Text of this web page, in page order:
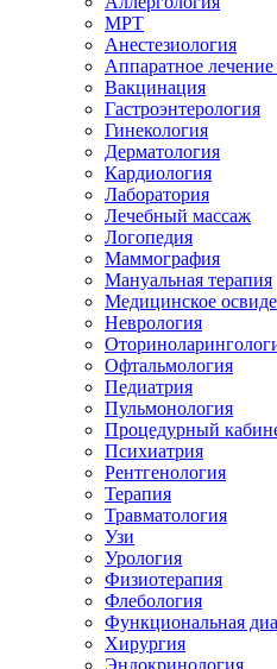
МРТ
Анестезиология
Аппаратное
Вакцинация
Гастроэнтерология
Гинекология
Дерматология
Кардиология
Лаборатория
Лечебный массаж
Логопедия
Маммография
Мануальная терапия
Медицинское
Неврология
Офтальмология
Педиатрия
Пульмонология
Процедурный
Психиатрия
Рентгенология
Терапия
Травматология
Узи
Урология
Физиотерапия
Флебология
Функциональная
Хирургия
Эндокринология